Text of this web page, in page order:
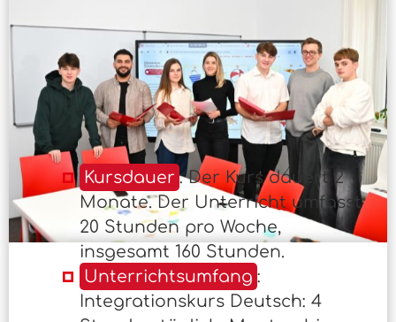
Kursdauer : Der Kurs dauert 2
Monate. Der Unterricht umfasst
20 Stunden pro Woche,
insgesamt 160 Stunden.
Unterrichtsumfang :
Integrationskurs Deutsch: 4